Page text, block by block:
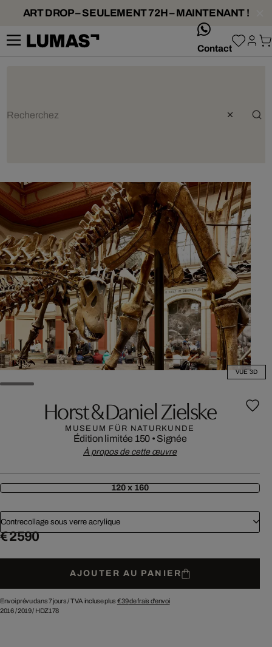
ART DROP – SEULEMENT 72H – MAINTENANT !
Contact
VUE 3D
Horst & Daniel Zielske
MUSEUM FÜR NATURKUNDE
Édition limitée 150 • Signée
À propos de cette œuvre
120 x 160
Contrecollage sous verre acrylique
€ 2 590
AJOUTER AU PANIER
Envoi prévu dans 7 jours /TVA incluse plus € 39de frais d'envoi
2016/2019/ HDZ178